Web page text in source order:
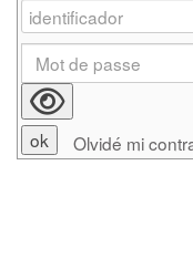
Olvidé mi